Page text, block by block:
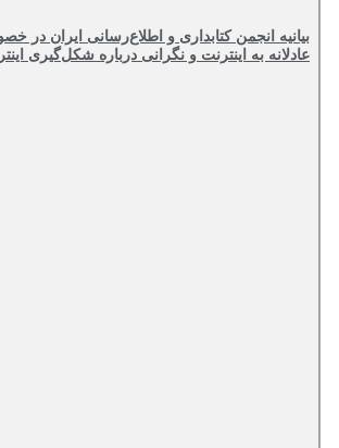
بیانیه انجمن کتابداری و اطلاع‌رسانی ایران
عادلانه به اینترنت و نگرانی درباره شکل‌گیری